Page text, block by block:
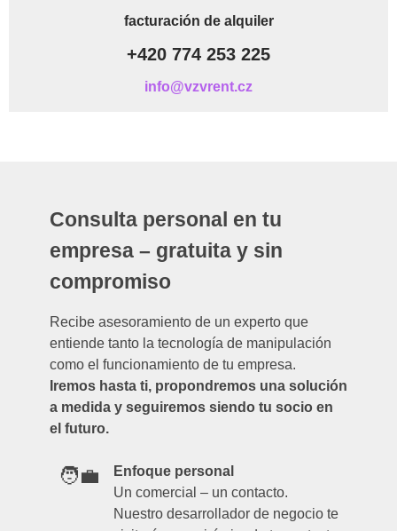
facturación de alquiler
+420 774 253 225
info@vzvrent.cz
Consulta personal en tu
empresa – gratuita y sin
compromiso
Recibe asesoramiento de un experto que
entiende tanto la tecnología de manipulación
como el funcionamiento de tu empresa.
Iremos hasta ti, propondremos una solución
a medida y seguiremos siendo tu socio en
el futuro.
🧑‍💼
Enfoque personal
Un comercial – un contacto.
Nuestro desarrollador de negocio te